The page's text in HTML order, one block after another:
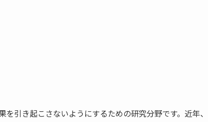
引き起こさないようにするための研究分野です。近年、